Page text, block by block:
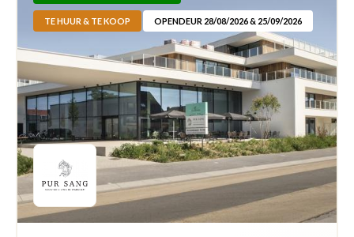
TE HUUR & TE KOOP OPENDEUR 28/08/2026 & 25/09/2026